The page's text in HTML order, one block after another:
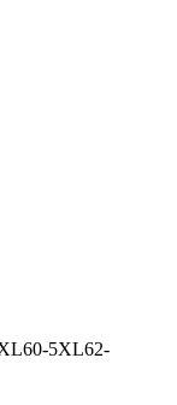
60-5XL62-